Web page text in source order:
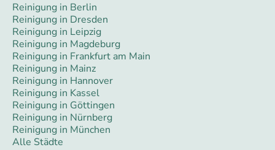
Reinigung in Berlin
Reinigung in Dresden
Reinigung in Leipzig
Reinigung in Magdeburg
Reinigung in Frankfurt am Main
Reinigung in Mainz
Reinigung in Hannover
Reinigung in Kassel
Reinigung in Göttingen
Reinigung in Nürnberg
Reinigung in München
Alle Städte